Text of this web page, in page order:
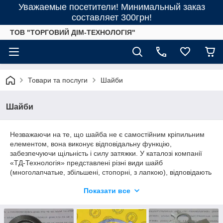
Уважаемые посетители! Минимальный заказ
составляет 300грн!
ТОВ "ТОРГОВИЙ ДІМ-ТЕХНОЛОГІЯ"
Товари та послуги Шайби
Шайби
Незважаючи на те, що шайба не є самостійним кріпильним
елементом, вона виконує відповідальну функцію,
забезпечуючи щільність і силу затяжки. У каталозі компанії
«ТД-Технологія» представлені різні види шайб
(многолапчатые, збільшені, стопорні, з лапкою), відповідають
стопорні шайби
Показати все